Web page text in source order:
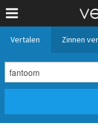
Vertalen Zinnen